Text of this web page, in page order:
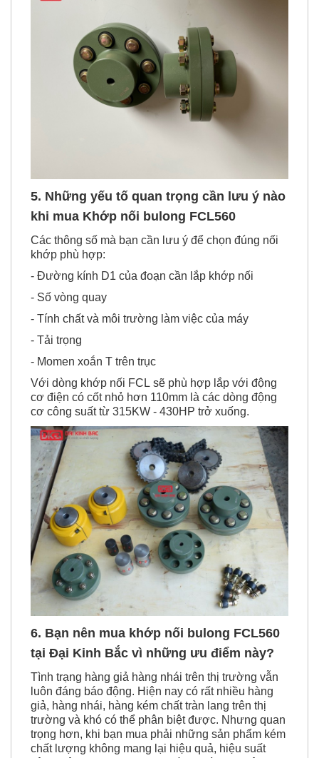
5. Những yếu tố quan trọng cần lưu ý nào
khi mua Khớp nối bulong FCL560
Các thông số mà bạn cần lưu ý để chọn đúng nối
khớp phù hợp:
- Đường kính D1 của đoạn cần lắp khớp nối
- Số vòng quay
- Tính chất và môi trường làm việc của máy
- Tải trọng
- Momen xoắn T trên trục
Với dòng khớp nối FCL sẽ phù hợp lắp với động
cơ điện có cốt nhỏ hơn 110mm là các dòng động
cơ công suất từ 315KW - 430HP trở xuống.
6. Bạn nên mua khớp nối bulong FCL560
tại Đại Kinh Bắc vì những ưu điểm này?
Tình trạng hàng giả hàng nhái trên thị trường vẫn
luôn đáng báo động. Hiện nay có rất nhiều hàng
giả, hàng nhái, hàng kém chất tràn lang trên thị
trường và khó có thể phân biệt được. Nhưng quan
trọng hơn, khi bạn mua phải những sản phẩm kém
chất lượng không mang lại hiệu quả, hiệu suất